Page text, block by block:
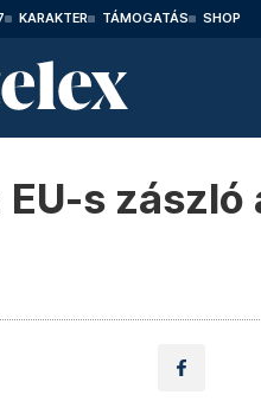
KARAKTER TÁMOGATÁS SHOP
s zászló